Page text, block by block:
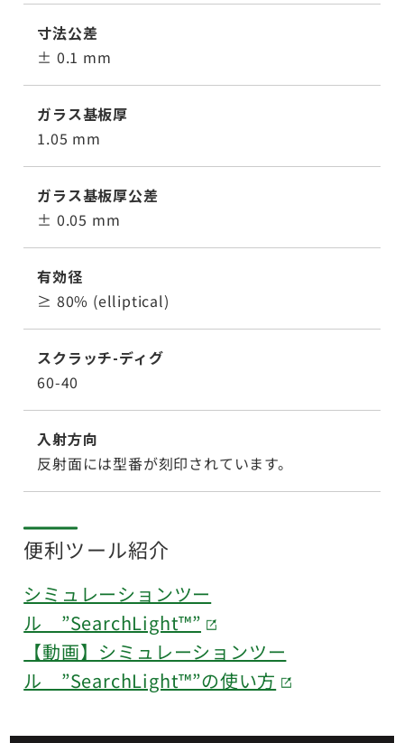
寸法公差
± 0.1 mm
ガラス基板厚
1.05 mm
ガラス基板厚公差
± 0.05 mm
有効径
≥ 80% (elliptical)
スクラッチ-ディグ
60-40
入射方向
反射面には型番が刻印されています。
便利ツール紹介
シミュレーションツー
ル ”SearchLight™”
【動画】シミュレーションツー
ル ”SearchLight™”の使い方